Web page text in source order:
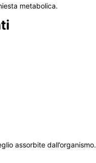
metabolica.
assorbite dall’organismo.